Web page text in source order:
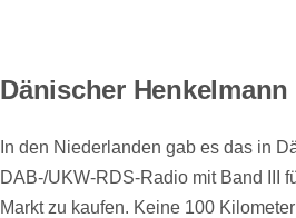
Dänischer Henkelmann
In den Niederlanden gab es das in
DAB-/UKW-RDS-Radio mit Band III
Markt zu kaufen. Keine 100